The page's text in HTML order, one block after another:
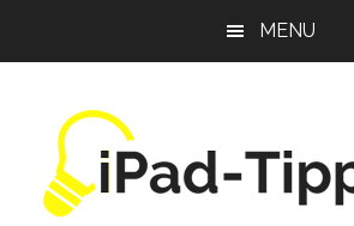
MENU